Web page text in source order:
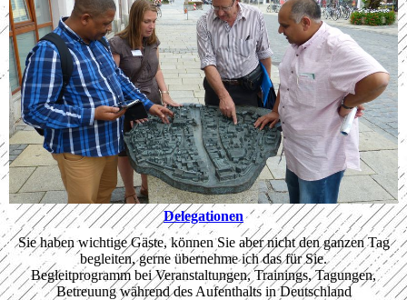
Delegationen
Sie haben wichtige Gäste, können Sie aber nicht den ganzen Tag
begleiten, gerne übernehme ich das für Sie.
Begleitprogramm bei Veranstaltungen, Trainings, Tagungen,
Betreuung während des Aufenthalts in Deutschland